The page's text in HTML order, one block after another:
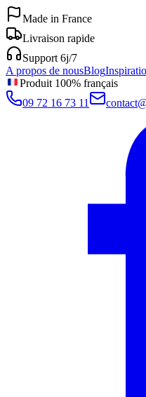
Made in France
Livraison rapide
Support 6j/7
A propos de nousBlog
Produit 100% français
09 72 16 73 11